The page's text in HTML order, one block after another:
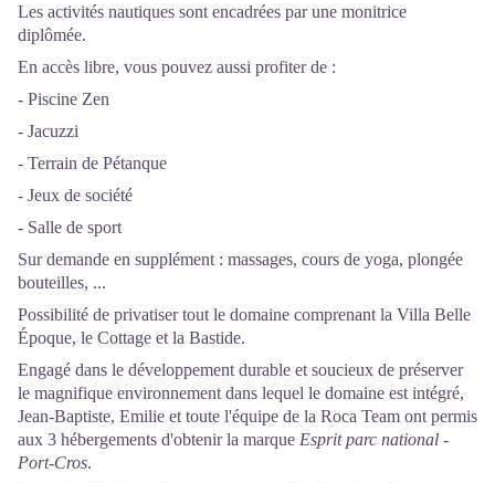
Les activités nautiques sont encadrées par une monitrice
diplômée.
En accès libre, vous pouvez aussi profiter de :
- Piscine Zen
- Jacuzzi
- Terrain de Pétanque
- Jeux de société
- Salle de sport
Sur demande en supplément : massages, cours de yoga, plongée
bouteilles, ...
Possibilité de privatiser tout le domaine comprenant la Villa Belle
Époque, le Cottage et la Bastide.
Engagé dans le développement durable et soucieux de préserver
le magnifique environnement dans lequel le domaine est intégré,
Jean-Baptiste, Emilie et toute l'équipe de la Roca Team ont permis
aux 3 hébergements d'obtenir la marque Esprit parc national -
Port-Cros.